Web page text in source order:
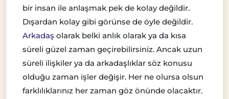
bir insan ile anlaşmak pek de kolay değildir.
Dışardan kolay gibi görünse de öyle değildir.
Arkadaş olarak belki anlık olarak ya da kısa
süreli güzel zaman geçirebilirsiniz. Ancak uzun
süreli ilişkiler ya da arkadaşlıklar söz konusu
olduğu zaman işler değişir. Her ne olursa olsun
farklılıklarınız her zaman göz önünde olacaktır.